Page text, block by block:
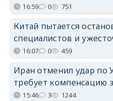
16:59 0 751
Китай пытается
специалистов и
16:07 0 459
Иран отменил удар по
требует компенсацию
15:46 3 1244